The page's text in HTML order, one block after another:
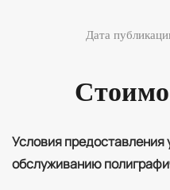
Дата
Условия предоставления
обслуживанию